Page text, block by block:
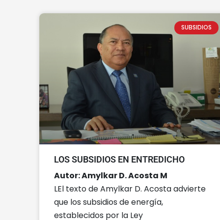
SUBSIDIOS
LOS SUBSIDIOS EN ENTREDICHO
Autor: Amylkar D. Acosta M
LEl texto de Amylkar D. Acosta advierte
que los subsidios de energía,
establecidos por la Ley